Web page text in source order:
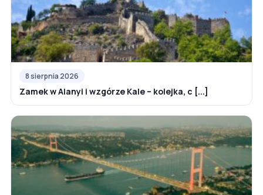
8 sierpnia 2026
Zamek w Alanyi i wzgórze Kale – kolejka, c [...]